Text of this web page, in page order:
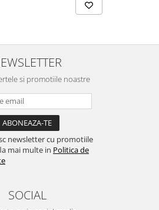
si promotiile noastre
newsletter cu promotiile
mai multe in Politica de
SOCIAL